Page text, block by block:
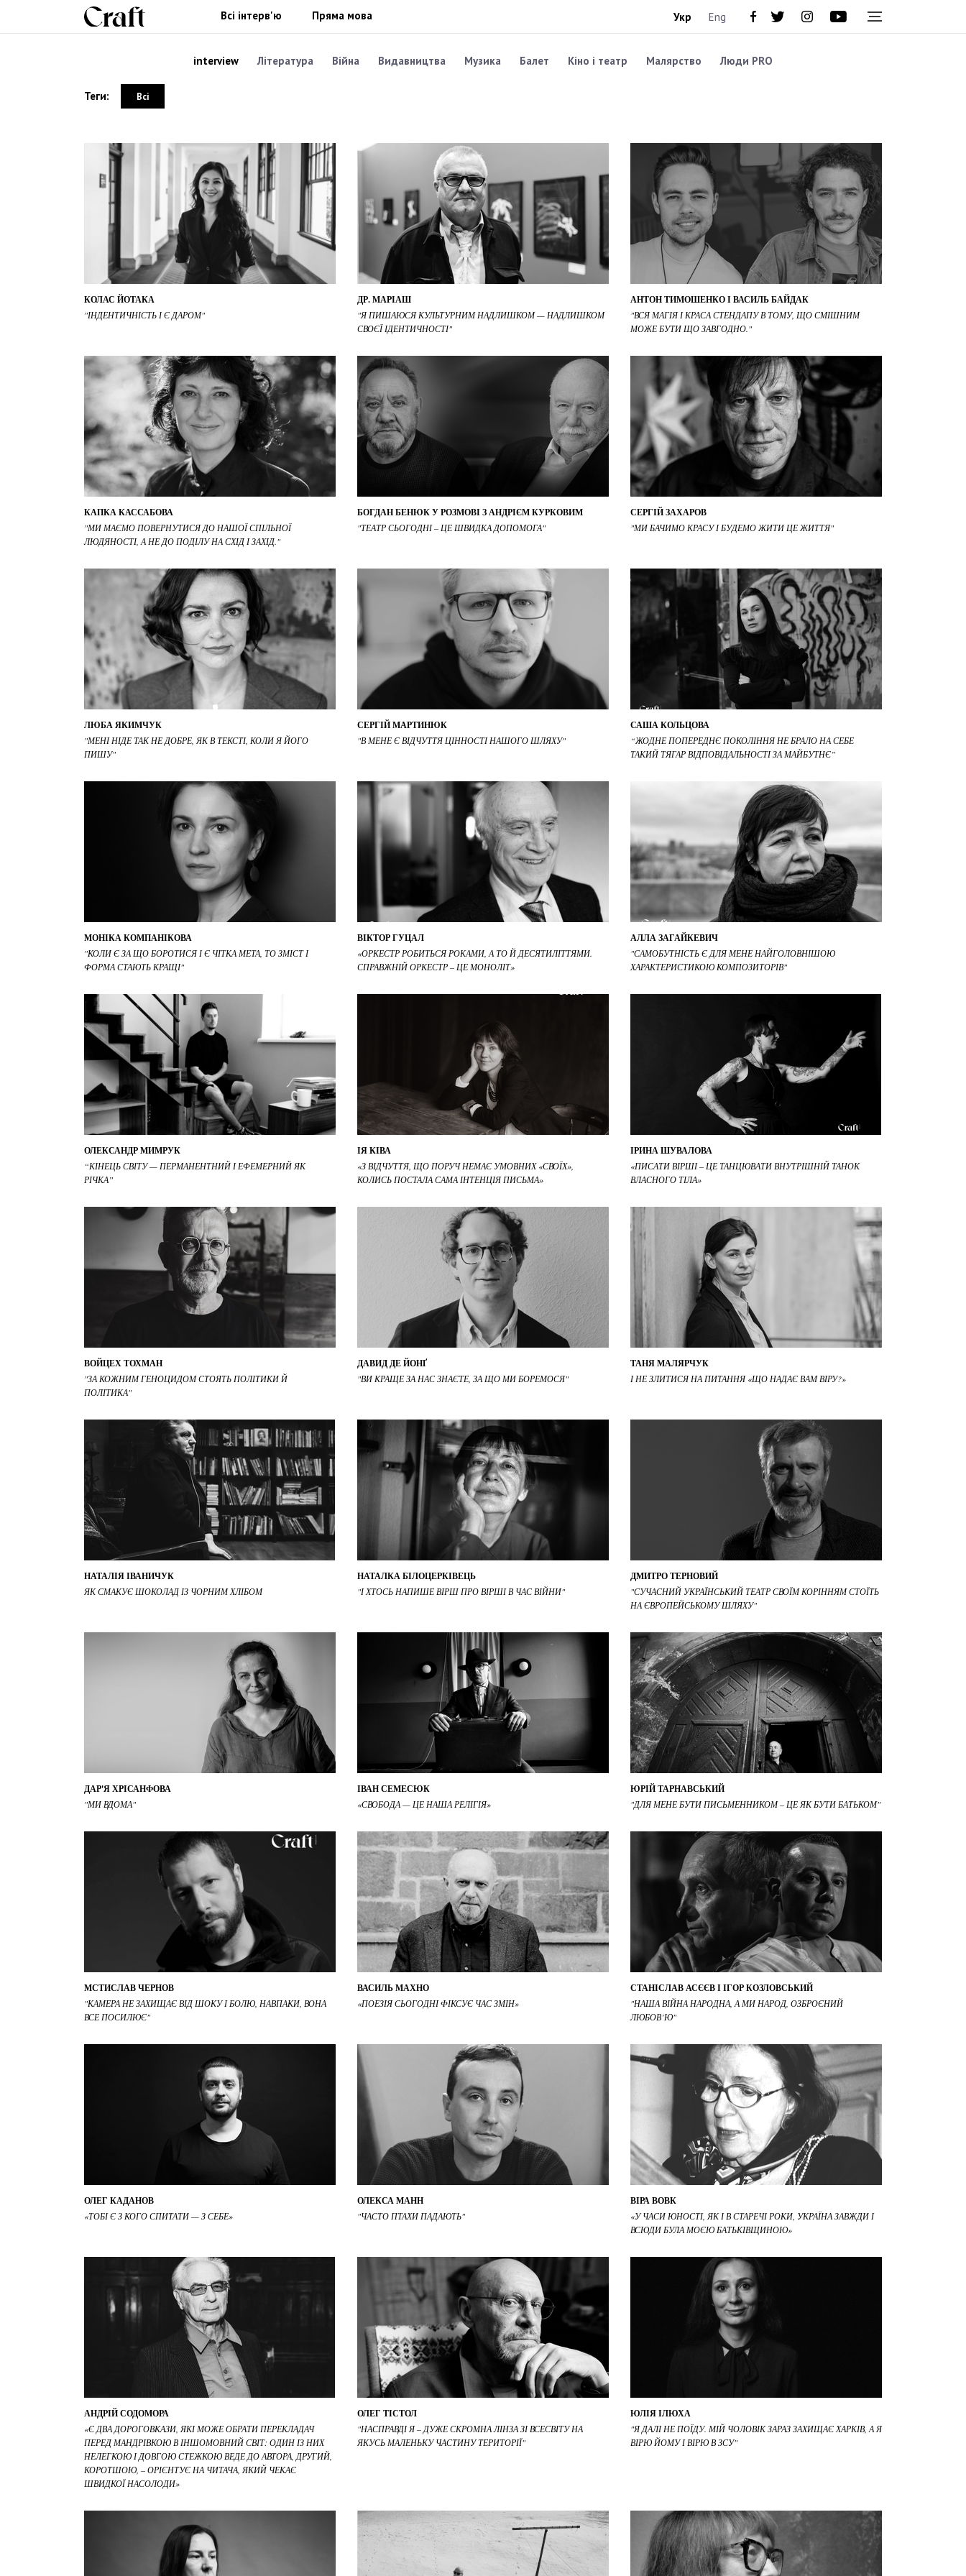
Всі інтерв'ю Пряма мова Укр Eng
interview Література Війна Видавництва Музика Балет Кіно і театр Малярство Люди PRO
Теги: Всі
КОЛАС ЙОТАКА
"ІНДЕНТИЧНІСТЬ І Є ДАРОМ"
ДР. МАРІАШ
"Я ПИШАЮСЯ КУЛЬТУРНИМ НАДЛИШКОМ — НАДЛИШКОМ
СВОЄЇ ІДЕНТИЧНОСТІ"
АНТОН ТИМОШЕНКО І ВАСИЛЬ БАЙДАК
"ВСЯ МАГІЯ І КРАСА СТЕНДАПУ В ТОМУ, ЩО СМІШНИМ
МОЖЕ БУТИ ЩО ЗАВГОДНО."
КАПКА КАССАБОВА
"МИ МАЄМО ПОВЕРНУТИСЯ ДО НАШОЇ СПІЛЬНОЇ
ЛЮДЯНОСТІ, А НЕ ДО ПОДІЛУ НА СХІД І ЗАХІД."
БОГДАН БЕНЮК У РОЗМОВІ З АНДРІЄМ КУРКОВИМ
"ТЕАТР СЬОГОДНІ – ЦЕ ШВИДКА ДОПОМОГА"
СЕРГІЙ ЗАХАРОВ
"МИ БАЧИМО КРАСУ І БУДЕМО ЖИТИ ЦЕ ЖИТТЯ"
ЛЮБА ЯКИМЧУК
"МЕНІ НІДЕ ТАК НЕ ДОБРЕ, ЯК В ТЕКСТІ, КОЛИ Я ЙОГО
ПИШУ"
СЕРГІЙ МАРТИНЮК
"В МЕНЕ Є ВІДЧУТТЯ ЦІННОСТІ НАШОГО ШЛЯХУ"
САША КОЛЬЦОВА
“ЖОДНЕ ПОПЕРЕДНЄ ПОКОЛІННЯ НЕ БРАЛО НА СЕБЕ
ТАКИЙ ТЯГАР ВІДПОВІДАЛЬНОСТІ ЗА МАЙБУТНЄ”
МОНІКА КОМПАНІКОВА
"КОЛИ Є ЗА ЩО БОРОТИСЯ І Є ЧІТКА МЕТА, ТО ЗМІСТ І
ФОРМА СТАЮТЬ КРАЩІ"
ВІКТОР ГУЦАЛ
«ОРКЕСТР РОБИТЬСЯ РОКАМИ, А ТО Й ДЕСЯТИЛІТТЯМИ.
СПРАВЖНІЙ ОРКЕСТР – ЦЕ МОНОЛІТ»
АЛЛА ЗАГАЙКЕВИЧ
"САМОБУТНІСТЬ Є ДЛЯ МЕНЕ НАЙГОЛОВНІШОЮ
ХАРАКТЕРИСТИКОЮ КОМПОЗИТОРІВ"
ОЛЕКСАНДР МИМРУК
“КІНЕЦЬ СВІТУ — ПЕРМАНЕНТНИЙ І ЕФЕМЕРНИЙ ЯК
РІЧКА”
ІЯ КІВА
«З ВІДЧУТТЯ, ЩО ПОРУЧ НЕМАЄ УМОВНИХ «СВОЇХ»,
КОЛИСЬ ПОСТАЛА САМА ІНТЕНЦІЯ ПИСЬМА»
ІРИНА ШУВАЛОВА
«ПИСАТИ ВІРШІ – ЦЕ ТАНЦЮВАТИ ВНУТРІШНІЙ ТАНОК
ВЛАСНОГО ТІЛА»
ВОЙЦЕХ ТОХМАН
"ЗА КОЖНИМ ГЕНОЦИДОМ СТОЯТЬ ПОЛІТИКИ Й
ПОЛІТИКА"
ДАВИД ДЕ ЙОНҐ
"ВИ КРАЩЕ ЗА НАС ЗНАЄТЕ, ЗА ЩО МИ БОРЕМОСЯ"
ТАНЯ МАЛЯРЧУК
І НЕ ЗЛИТИСЯ НА ПИТАННЯ «ЩО НАДАЄ ВАМ ВІРУ?»
НАТАЛІЯ ІВАНИЧУК
ЯК СМАКУЄ ШОКОЛАД ІЗ ЧОРНИМ ХЛІБОМ
НАТАЛКА БІЛОЦЕРКІВЕЦЬ
"І ХТОСЬ НАПИШЕ ВІРШ ПРО ВІРШІ В ЧАС ВІЙНИ"
ДМИТРО ТЕРНОВИЙ
"СУЧАСНИЙ УКРАЇНСЬКИЙ ТЕАТР СВОЇМ КОРІННЯМ СТОЇТЬ
НА ЄВРОПЕЙСЬКОМУ ШЛЯХУ"
ДАР'Я ХРІСАНФОВА
"МИ ВДОМА"
ІВАН СЕМЕСЮК
«СВОБОДА — ЦЕ НАША РЕЛІГІЯ»
ЮРІЙ ТАРНАВСЬКИЙ
"ДЛЯ МЕНЕ БУТИ ПИСЬМЕННИКОМ – ЦЕ ЯК БУТИ БАТЬКОМ"
МСТИСЛАВ ЧЕРНОВ
"КАМЕРА НЕ ЗАХИЩАЄ ВІД ШОКУ І БОЛЮ, НАВПАКИ, ВОНА
ВСЕ ПОСИЛЮЄ"
ВАСИЛЬ МАХНО
«ПОЕЗІЯ СЬОГОДНІ ФІКСУЄ ЧАС ЗМІН»
СТАНІСЛАВ АСЄЄВ І ІГОР КОЗЛОВСЬКИЙ
"НАША ВІЙНА НАРОДНА, А МИ НАРОД, ОЗБРОЄНИЙ
ЛЮБОВ’Ю"
ОЛЕГ КАДАНОВ
«ТОБІ Є З КОГО СПИТАТИ — З СЕБЕ»
ОЛЕКСА МАНН
"ЧАСТО ПТАХИ ПАДАЮТЬ"
ВІРА ВОВК
«У ЧАСИ ЮНОСТІ, ЯК І В СТАРЕЧІ РОКИ, УКРАЇНА ЗАВЖДИ І
ВСЮДИ БУЛА МОЄЮ БАТЬКІВЩИНОЮ»
АНДРІЙ СОДОМОРА
«Є ДВА ДОРОГОВКАЗИ, ЯКІ МОЖЕ ОБРАТИ ПЕРЕКЛАДАЧ
ПЕРЕД МАНДРІВКОЮ В ІНШОМОВНИЙ СВІТ: ОДИН ІЗ НИХ
НЕЛЕГКОЮ І ДОВГОЮ СТЕЖКОЮ ВЕДЕ ДО АВТОРА, ДРУГИЙ,
КОРОТШОЮ, – ОРІЄНТУЄ НА ЧИТАЧА, ЯКИЙ ЧЕКАЄ
ШВИДКОЇ НАСОЛОДИ»
ОЛЕГ ТІСТОЛ
"НАСПРАВДІ Я – ДУЖЕ СКРОМНА ЛІНЗА ЗІ ВСЕСВІТУ НА
ЯКУСЬ МАЛЕНЬКУ ЧАСТИНУ ТЕРИТОРІЇ"
ЮЛІЯ ІЛЮХА
"Я ДАЛІ НЕ ПОЇДУ. МІЙ ЧОЛОВІК ЗАРАЗ ЗАХИЩАЄ ХАРКІВ, А Я
ВІРЮ ЙОМУ І ВІРЮ В ЗСУ"